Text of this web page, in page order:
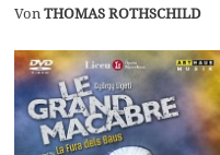
VonTHOMAS ROTHSCHILD